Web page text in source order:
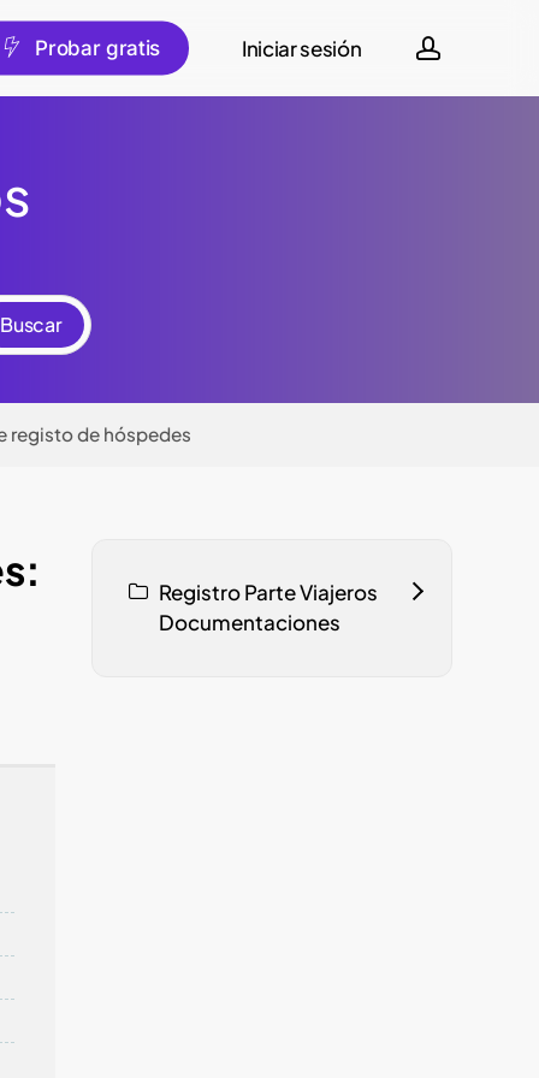
Probar gratis Iniciar sesión account
registo de hóspedes
Registro Parte Viajeros
Documentaciones